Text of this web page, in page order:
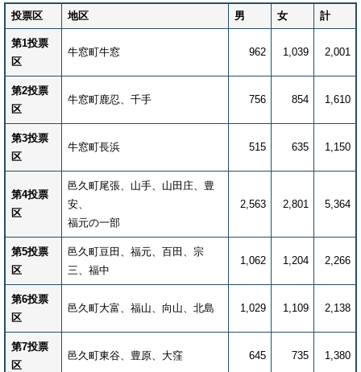
投票区
地区 男 女 計
第1投票
区
牛窓町牛窓 962 1,039 2,001
第2投票
区
牛窓町鹿忍、千手 756 854 1,610
第3投票
区
牛窓町長浜 515 635 1,150
第4投票
区
邑久町尾張、山手、山田庄、豊
安、
福元の一部
2,563 2,801 5,364
第5投票
区
邑久町豆田、福元、百田、宗
三、福中
1,062 1,204 2,266
第6投票
区
邑久町大富、福山、向山、北島 1,029 1,109 2,138
第7投票
区
邑久町東谷、豊原、大窪 645 735 1,380